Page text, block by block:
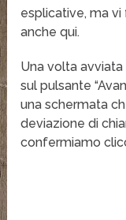
esplicative, ma
anche qui.
Una volta
sul pulsante
una schermata
deviazione di
confermiamo